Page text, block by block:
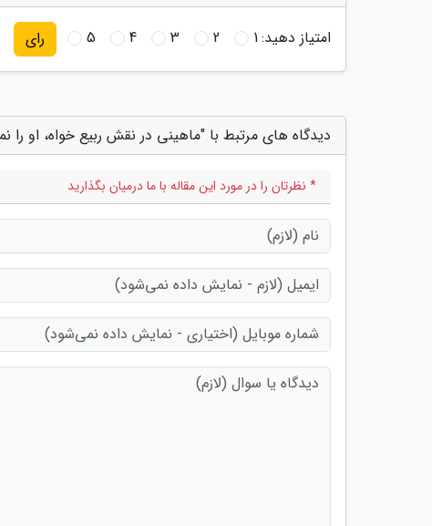
امتیاز دهید:1
2
3
4
5 رای
دیدگاه های مرتبط با "ماهینی در نقش ربیع خواه، او را
* نظرتان را در مورد این مقاله با ما درمیان بگذارید